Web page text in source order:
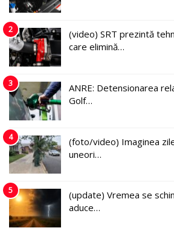
2
(video) SRT prezintă
care elimină…
3
ANRE: Detensionarea
Golf…
4
(foto/video) Imaginea
uneori…
5
(update) Vremea se
aduce…